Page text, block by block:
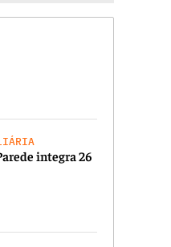
integra 26